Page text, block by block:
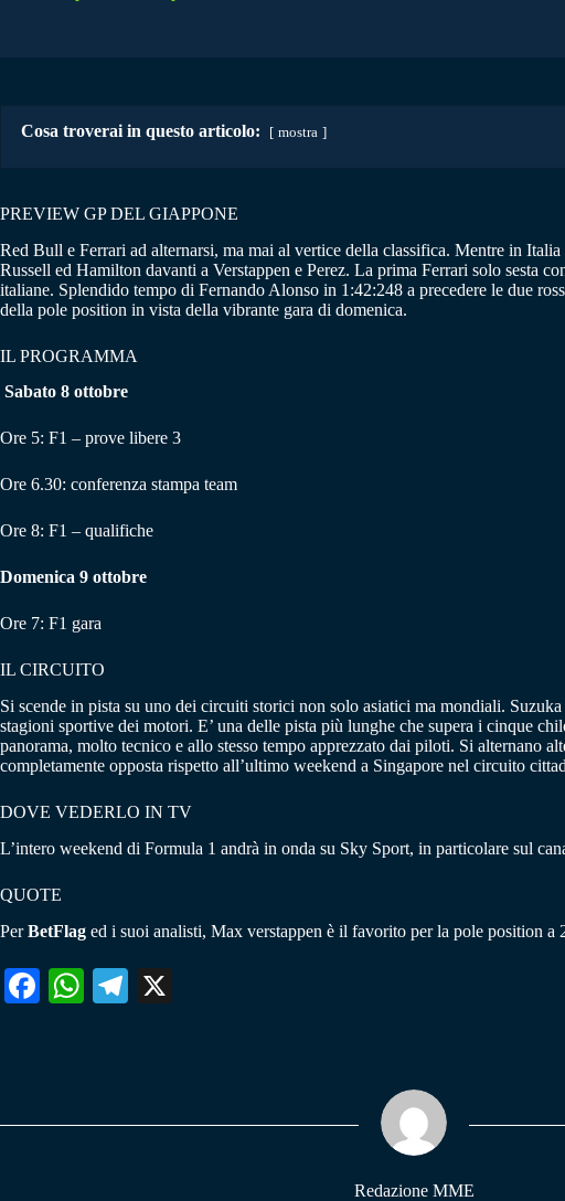
Cosa troverai in questo articolo: mostra
PREVIEW GP DEL GIAPPONE
Red Bull e Ferrari ad alternarsi, ma mai al vertice della classifica. Mentre in
Russell ed Hamilton davanti a Verstappen e Perez. La prima Ferrari solo sesta
italiane. Splendido tempo di Fernando Alonso in 1:42:248 a precedere le due
della pole position in vista della vibrante gara di domenica.
IL PROGRAMMA
Sabato 8 ottobre
Ore 5: F1 – prove libere 3
Ore 6.30: conferenza stampa team
Ore 8: F1 – qualifiche
Domenica 9 ottobre
Ore 7: F1 gara
IL CIRCUITO
Si scende in pista su uno dei circuiti storici non solo asiatici ma mondiali.
stagioni sportive dei motori. E’ una delle pista più lunghe che supera i cinque
panorama, molto tecnico e allo stesso tempo apprezzato dai piloti. Si alternano
completamente opposta rispetto all’ultimo weekend a Singapore nel circuito
DOVE VEDERLO IN TV
L’intero weekend di Formula 1 andrà in onda su Sky Sport, in particolare sul
QUOTE
PerBetFlag ed i suoi analisti, Max verstappen è il favorito per la pole position
Fa W
pp
Te
m
Redazione MME